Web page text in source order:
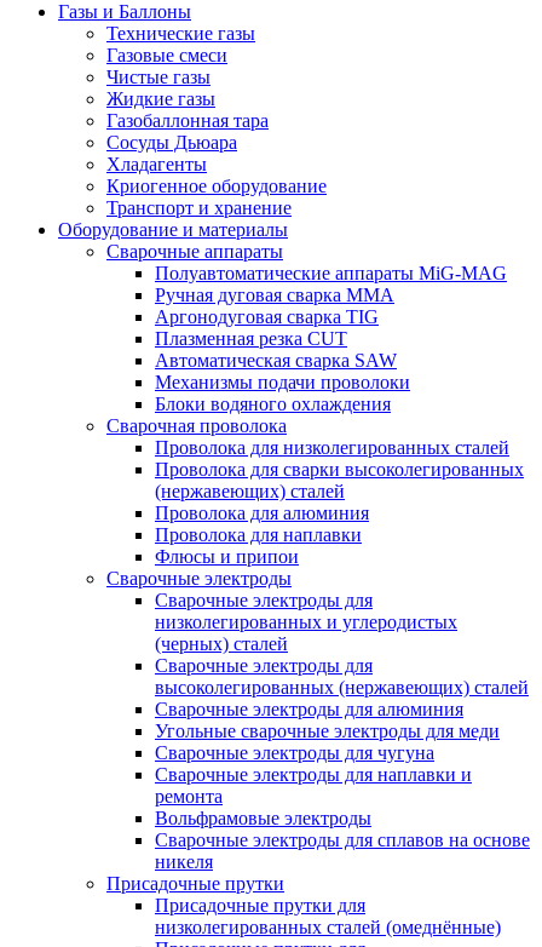
Газы и Баллоны
Технические газы
Газовые смеси
Чистые газы
Жидкие газы
Газобаллонная тара
Сосуды Дьюара
Хладагенты
Криогенное оборудование
Транспорт и хранение
Оборудование и материалы
Сварочные аппараты
Полуавтоматические аппараты MiG-MAG
Ручная дуговая сварка MMA
Аргонодуговая сварка TIG
Плазменная резка CUT
Автоматическая сварка SAW
Механизмы подачи проволоки
Блоки водяного охлаждения
Сварочная проволока
Проволока для низколегированных сталей
Проволока для сварки высоколегированных
(нержавеющих) сталей
Проволока для алюминия
Проволока для наплавки
Флюсы и припои
Сварочные электроды
Сварочные электроды для
низколегированных и углеродистых
(черных) сталей
Сварочные электроды для
высоколегированных (нержавеющих) сталей
Сварочные электроды для алюминия
Угольные сварочные электроды для меди
Сварочные электроды для чугуна
Сварочные электроды для наплавки и
ремонта
Вольфрамовые электроды
Сварочные электроды для сплавов на основе
никеля
Присадочные прутки
Присадочные прутки для
низколегированных сталей (омеднённые)